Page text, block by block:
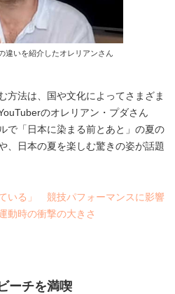
違いを紹介したオレリアンさん
法は、国や文化によってさまざま
のオレリアン・プダさん
で「日本に染まる前とあと」の夏の
、日本の夏を楽しむ驚きの姿が話題
いる」 競技パフォーマンスに影響
動時の衝撃の大きさ
ーチを満喫